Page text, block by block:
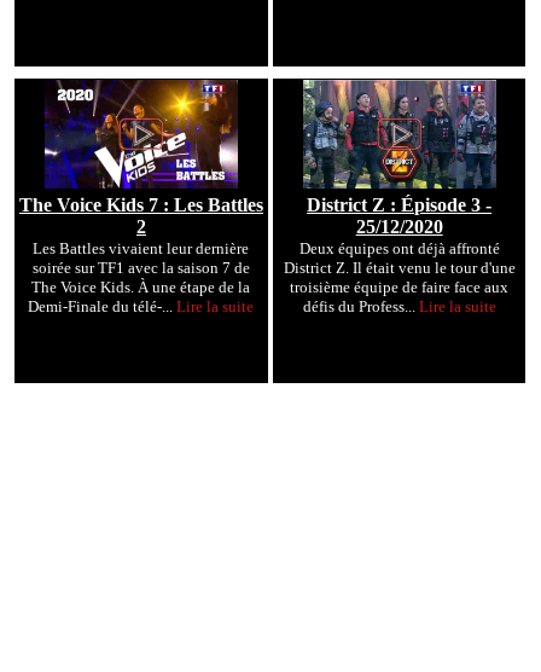
The Voice Kids 7 : Les Battles
2
Les Battles vivaient leur dernière
soirée sur TF1 avec la saison 7 de
The Voice Kids. À une étape de la
Demi-Finale du télé-...Lire la suite
District Z : Épisode 3 -
25/12/2020
Deux équipes ont déjà affronté
District Z. Il était venu le tour d'une
troisième équipe de faire face aux
défis du Profess... Lire la suite